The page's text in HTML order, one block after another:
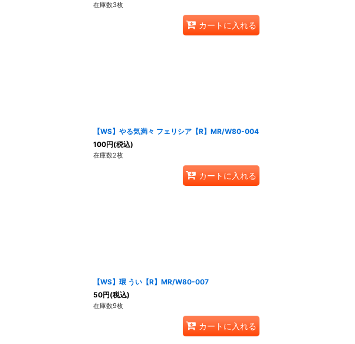
在庫数3枚
カートに入れる
【WS】やる気満々 フェリシア【R】MR/W80-004
100円(税込)
在庫数2枚
カートに入れる
【WS】環 うい【R】MR/W80-007
50円(税込)
在庫数9枚
カートに入れる